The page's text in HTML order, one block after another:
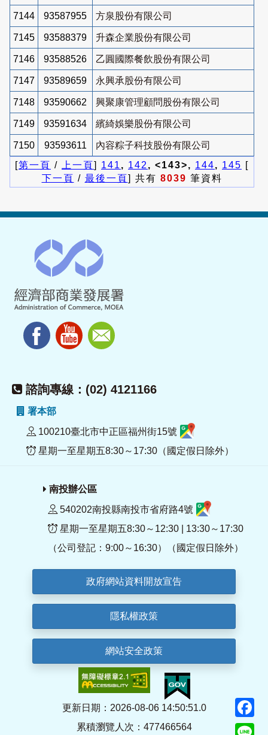
7144 93587955 方泉股份有限公司
7145 93588379 升森企業股份有限公司
7146 93588526 乙圓國際餐飲股份有限公司
7147 93589659 永興承股份有限公司
7148 93590662 興聚康管理顧問股份有限公司
7149 93591634 繽綺娛樂股份有限公司
7150 93593611
內容粽子科技股份有限公司
[第一頁 / 上一頁] 141 , 142 , <143>, 144, 145 [
下一頁 / 最後一頁] 共有 8039 筆資料
諮詢專線：(02) 4121166
署本部
100210臺北市中正區福州街15號
星期一至星期五8:30～17:30（國定假日除外）
南投辦公區
540202南投縣南投市省府路4號
星期一至星期五8:30～12:30 | 13:30～17:30
（公司登記：9:00～16:30）（國定假日除外）
政府網站資料開放宣告
隱私權政策
網站安全政策
更新日期：2026-08-06 14:50:51.0
累積瀏覽人次：477466564